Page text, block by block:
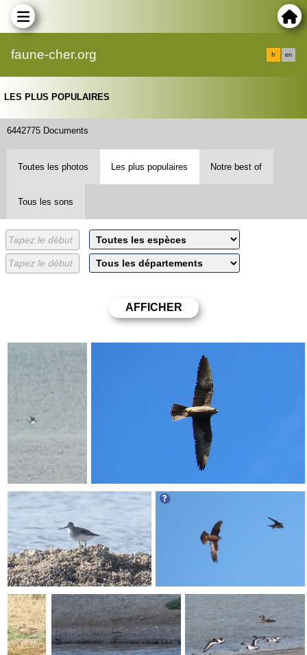
faune-cher.org fr en
LES PLUS POPULAIRES
6442775 Documents
Toutes les photos Les plus populaires Notre best of
Tous les sons